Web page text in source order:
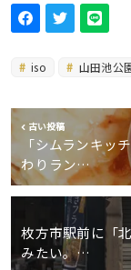
iso 山田池公
古い投稿
「シムランキッ
わりラン…
枚方市駅前に「
みたい。…